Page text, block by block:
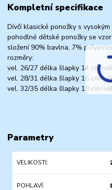
Kompletní specifikace
Dívčí klasické ponožky s
pohodlné dětské ponožky se
složení 90% bavlna, 7%
rozměry:
vel. 26/27 délka šlapky 14
vel. 28/31 délka šlapky 16
vel. 32/35 délka šlapky 18
Parametry
VELIKOSTI
POHLAVÍ